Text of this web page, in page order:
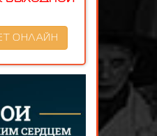
ОНЛАЙН